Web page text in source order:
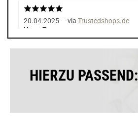
20.04.2025 — via Trustedshops.de
Harry Z.
verifizierter Onlinekauf.
Waldemar M.
HIERZU PASSEND: